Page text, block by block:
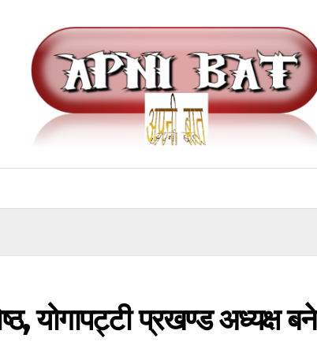
योगापट्टी प्रखण्ड अध्यक्ष बने